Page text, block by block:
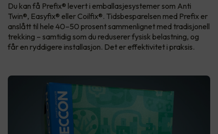
Du kan få Prefix® levert i emballasjesystemer som Anti
Twin®, Easyfix® eller Coilfix®. Tidsbesparelsen med Prefix er
anslått til hele 40–50 prosent sammenlignet med tradisjonell
trekking – samtidig som du reduserer fysisk belastning, og
får en ryddigere installasjon. Det er effektivitet i praksis.